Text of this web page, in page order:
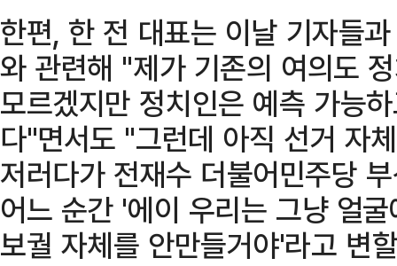
한편, 한 전 대표는 이날 기자들
와 관련해 "제가 기존의 여의도
모르겠지만 정치인은 예측 가능
다"면서도 "그런데 아직 선거 자
저러다가 전재수 더불어민주당
어느 순간 '에이 우리는 그냥 얼
보궐 자체를 안만들거야'라고 변